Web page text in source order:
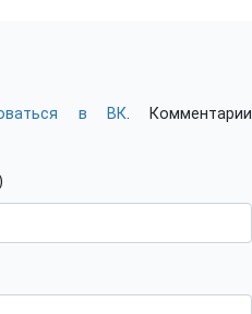
в ВК. Комментарии